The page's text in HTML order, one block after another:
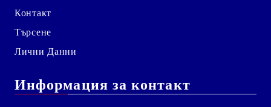
Контакт
Търсене
Лични Данни
Информация за контакт